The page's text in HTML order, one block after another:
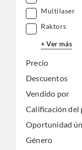
Multilaser
Raktors
+ Ver más
Precio
Descuentos
Vendido por
Calificación del
Oportunidad
Género